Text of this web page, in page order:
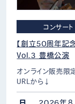
コンサート
【創立50周年記
Vol.3 豊橋公演
オンライン販売
URLから↓
https://
【オリエント楽